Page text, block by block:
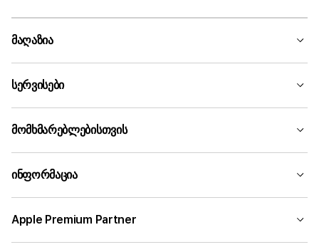
მაღაზია
სერვისები
მომხმარებლებისთვის
ინფორმაცია
Apple Premium Partner